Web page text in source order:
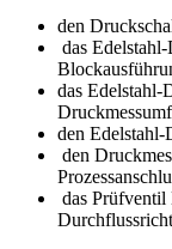
den
das
das
den
den
das